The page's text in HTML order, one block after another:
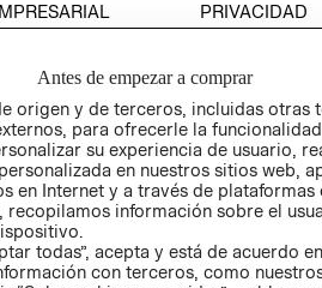
PRIVACIDAD
AVISO DE
COOKIES
LIBRO DE
Antes de empezar a comprar
origen y de terceros, incluidas otras
para ofrecerle la
su experiencia de usuario,
en nuestros sitios web,
en Internet y a través de plataformas
recopilamos información sobre el
todas”, acepta y está de acuerdo
con terceros, como